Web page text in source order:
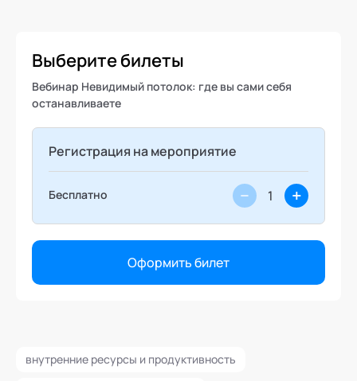
Выберите билеты
Вебинар Невидимый потолок: где вы сами себя
останавливаете
Регистрация на мероприятие
Бесплатно − +
Оформить билет
внутренние ресурсы и продуктивность